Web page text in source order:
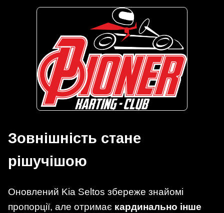
Зовнішність стане
рішучішою
Оновлений Kia Seltos збереже знайомі
пропорції, але отримає кардинально інше